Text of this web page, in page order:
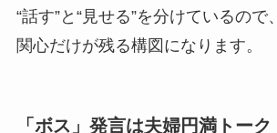
“話す”と“見せる”を分けているの
関心だけが残る構図になります。
「ボス」発言は夫婦円満トー